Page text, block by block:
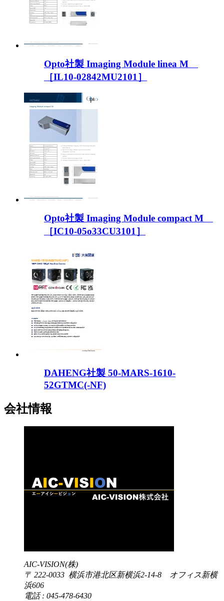
Opto社製 Imaging Module linea M
［IL10-02842MU2101］
Opto社製 Imaging Module compact M
［IC10-05o33CU3101］
DAHENG社製 50-MARS-1610-
52GTMC(-NF)
会社情報
AIC-VISION(株)
〒 222-0033 横浜市港北区新横浜2-14-8 オフィス新横
浜606
電話 : 045-478-6430